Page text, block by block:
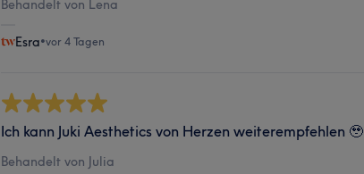
Behandelt von Lena
Esra•vor 4 Tagen
Ich kann Juki Aesthetics von Herzen weiterempfehlen 🥹
Behandelt von Julia